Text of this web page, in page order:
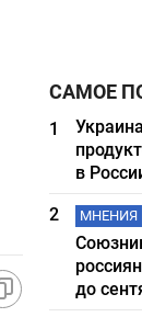
САМОЕ
1
в
2
МНЕНИЯ
до